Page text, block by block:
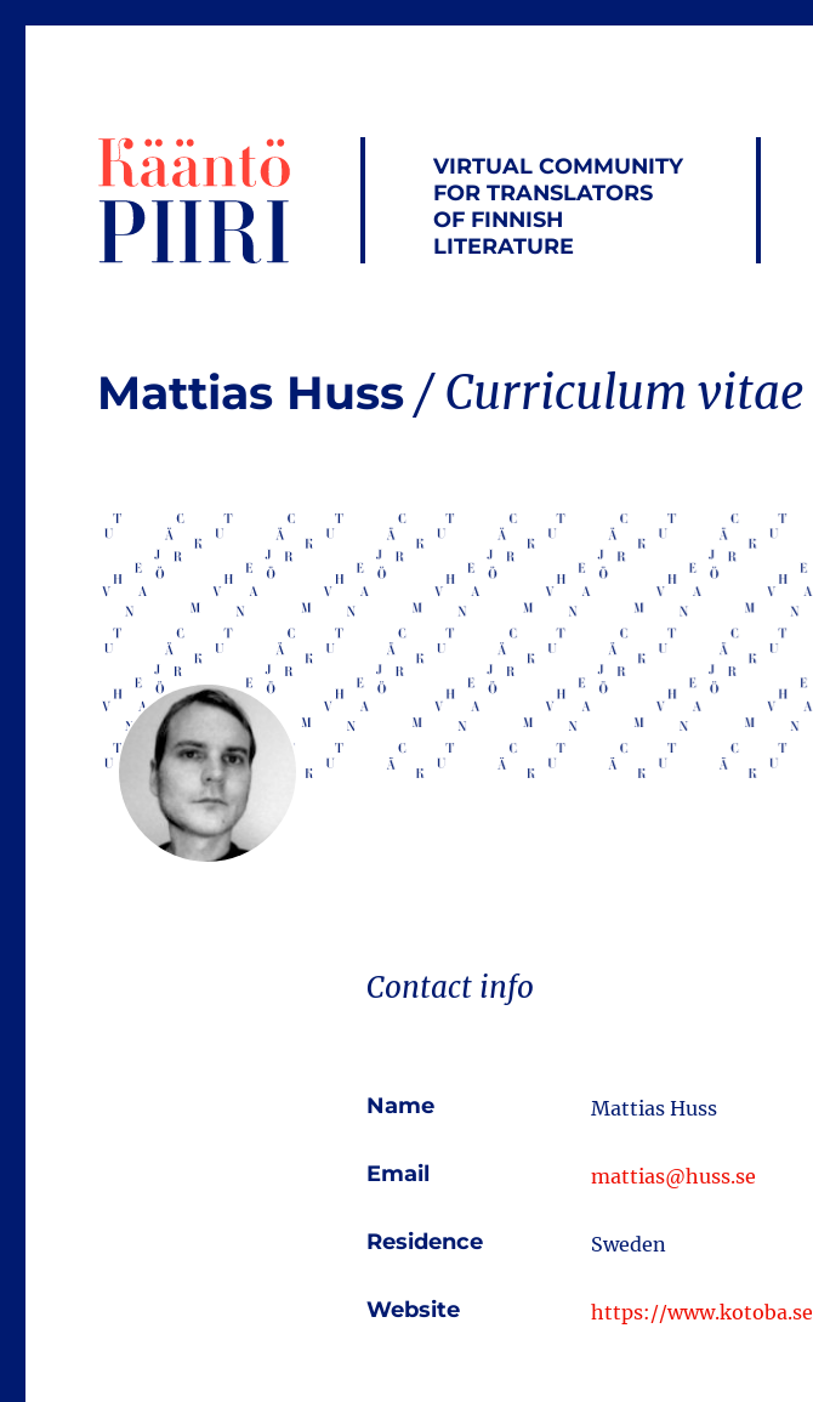
VIRTUAL COMMUNITY
FOR TRANSLATORS
OF FINNISH
LITERATURE
Mattias Huss
Contact info
Name Mattias Huss
Email mattias@huss.se
Residence Sweden
Website https://www.kotoba.se